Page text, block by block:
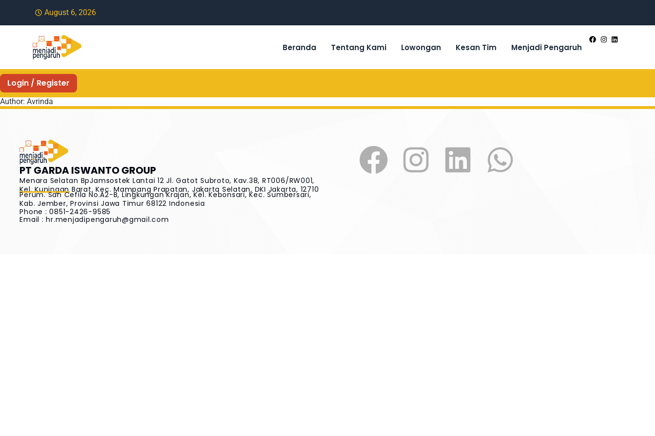
August 6, 2026
Beranda Tentang Kami Lowongan Kesan Tim Menjadi Pengaruh
Login / Register
Author: Avrinda
PT GARDA ISWANTO GROUP
Menara Selatan BpJamsostek Lantai 12 Jl. Gatot Subroto, Kav.38, RT006/RW001,
Kel. Kuningan Barat, Kec. Mampang Prapatan, Jakarta Selatan, DKI Jakarta, 12710
Perum. San Cefila No.A2-B, Lingkungan Krajan, Kel. Kebonsari, Kec. Sumbersari,
Kab. Jember, Provinsi Jawa Timur 68122 Indonesia
Phone : 0851-2426-9585
Email :hr.menjadipengaruh@gmail.com